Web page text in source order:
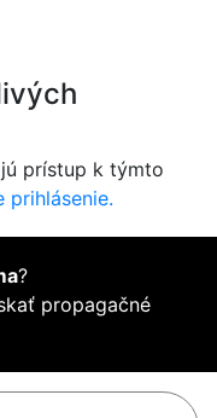
prístup k týmto
prihlásenie.
?
propagačné